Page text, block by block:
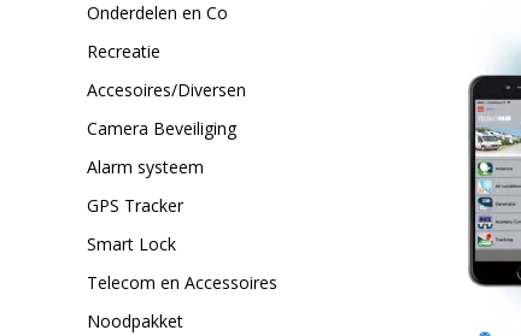
Onderdelen en Co
Recreatie
Accesoires/Diversen
Camera Beveiliging
Alarm systeem
GPS Tracker
Smart Lock
Telecom en Accessoires
Noodpakket